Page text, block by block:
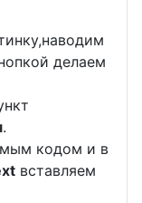
делаем
.
кодом и в
вставляем